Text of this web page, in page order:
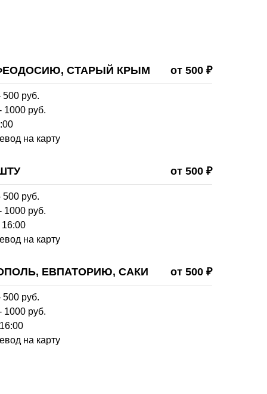
СТАРЫЙ КРЫМ от 500 ₽
500 руб.
1000 руб.
на карту
от 500 ₽
500 руб.
1000 руб.
16:00
на карту
ЕВПАТОРИЮ, САКИ от 500 ₽
500 руб.
1000 руб.
на карту